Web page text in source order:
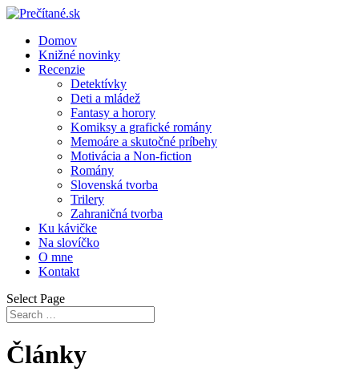
Domov
Knižné novinky
Recenzie
Detektívky
Deti a mládež
Fantasy a horory
Komiksy a grafické romány
Memoáre a skutočné príbehy
Motivácia a Non-fiction
Romány
Slovenská tvorba
Trilery
Zahraničná tvorba
Ku kávičke
Na slovíčko
O mne
Kontakt
Select Page
Články